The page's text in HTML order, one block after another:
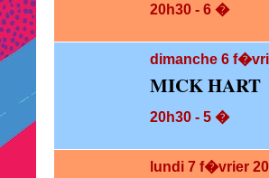
20h30 - 6 �
dimanche 6
MICK HART
20h30 - 5 �
lundi 7 f�vrier